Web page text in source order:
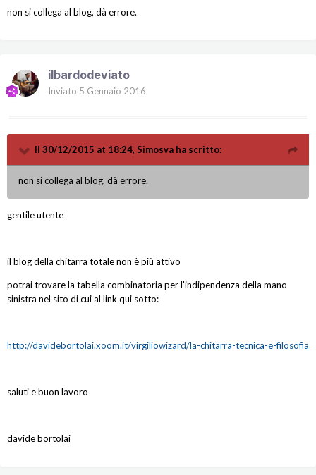
non si collega al blog, dà errore.
ilbardodeviato
Inviato 5 Gennaio 2016
Il 30/12/2015 at 18:24, Simosva ha scritto:
non si collega al blog, dà errore.
gentile utente
il blog della chitarra totale non è più attivo
potrai trovare la tabella combinatoria per l'indipendenza della mano
sinistra nel sito di cui al link qui sotto:
http://davidebortolai.xoom.it/virgiliowizard/la-chitarra-tecnica-e-filosofia
saluti e buon lavoro
davide bortolai